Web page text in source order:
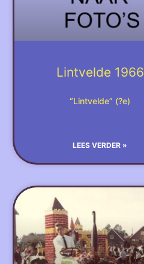
Lintvelde 1966
“Lintvelde” (?e)
LEES VERDER »